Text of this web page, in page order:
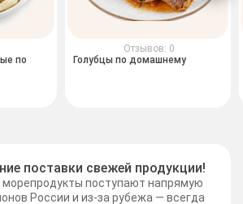
по
Отзывов: 0
Голубцы по домашнему
поставки свежей продукции!
морепродукты поступают напрямую
России и из-за рубежа — всегда